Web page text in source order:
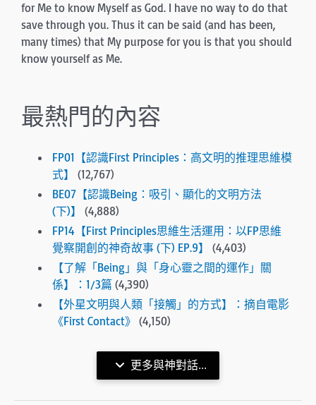
for Me to know Myself as God. I have no way to do that
save through you. Thus it can be said (and has been,
many times) that My purpose for you is that you should
know yourself as Me.
最熱門的內容
FP01【認識First Principles：高文明的推理思維模
式】
(12,767)
BE07【認識Being：吸引、顯化的文明方法
(下)】
(4,888)
FP14【First Principles思維生活運用：以FP思維
覺察開創的神奇故事 (下) EP.9】
(4,403)
【了解「Being」與「身心靈之間的運作」關
係】：1/3篇 (4,390)
【外星文明與人類「接觸」的方式】：摘自電影
《First Contact》
(4,150)
更多與神對話...